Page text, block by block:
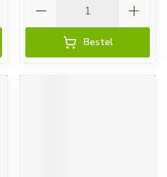
Bestel